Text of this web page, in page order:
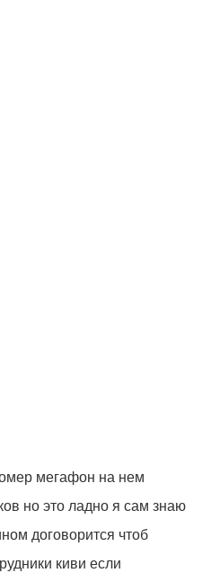
мегафон на нем
но это ладно я сам знаю
договорится чтоб
киви если